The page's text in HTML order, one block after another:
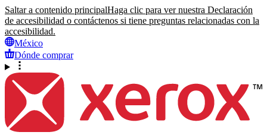
Saltar a contenido principalHaga clic para ver nuestra Declaración
de accesibilidad o contáctenos si tiene preguntas relacionadas con la
accesibilidad.
México
Dónde comprar